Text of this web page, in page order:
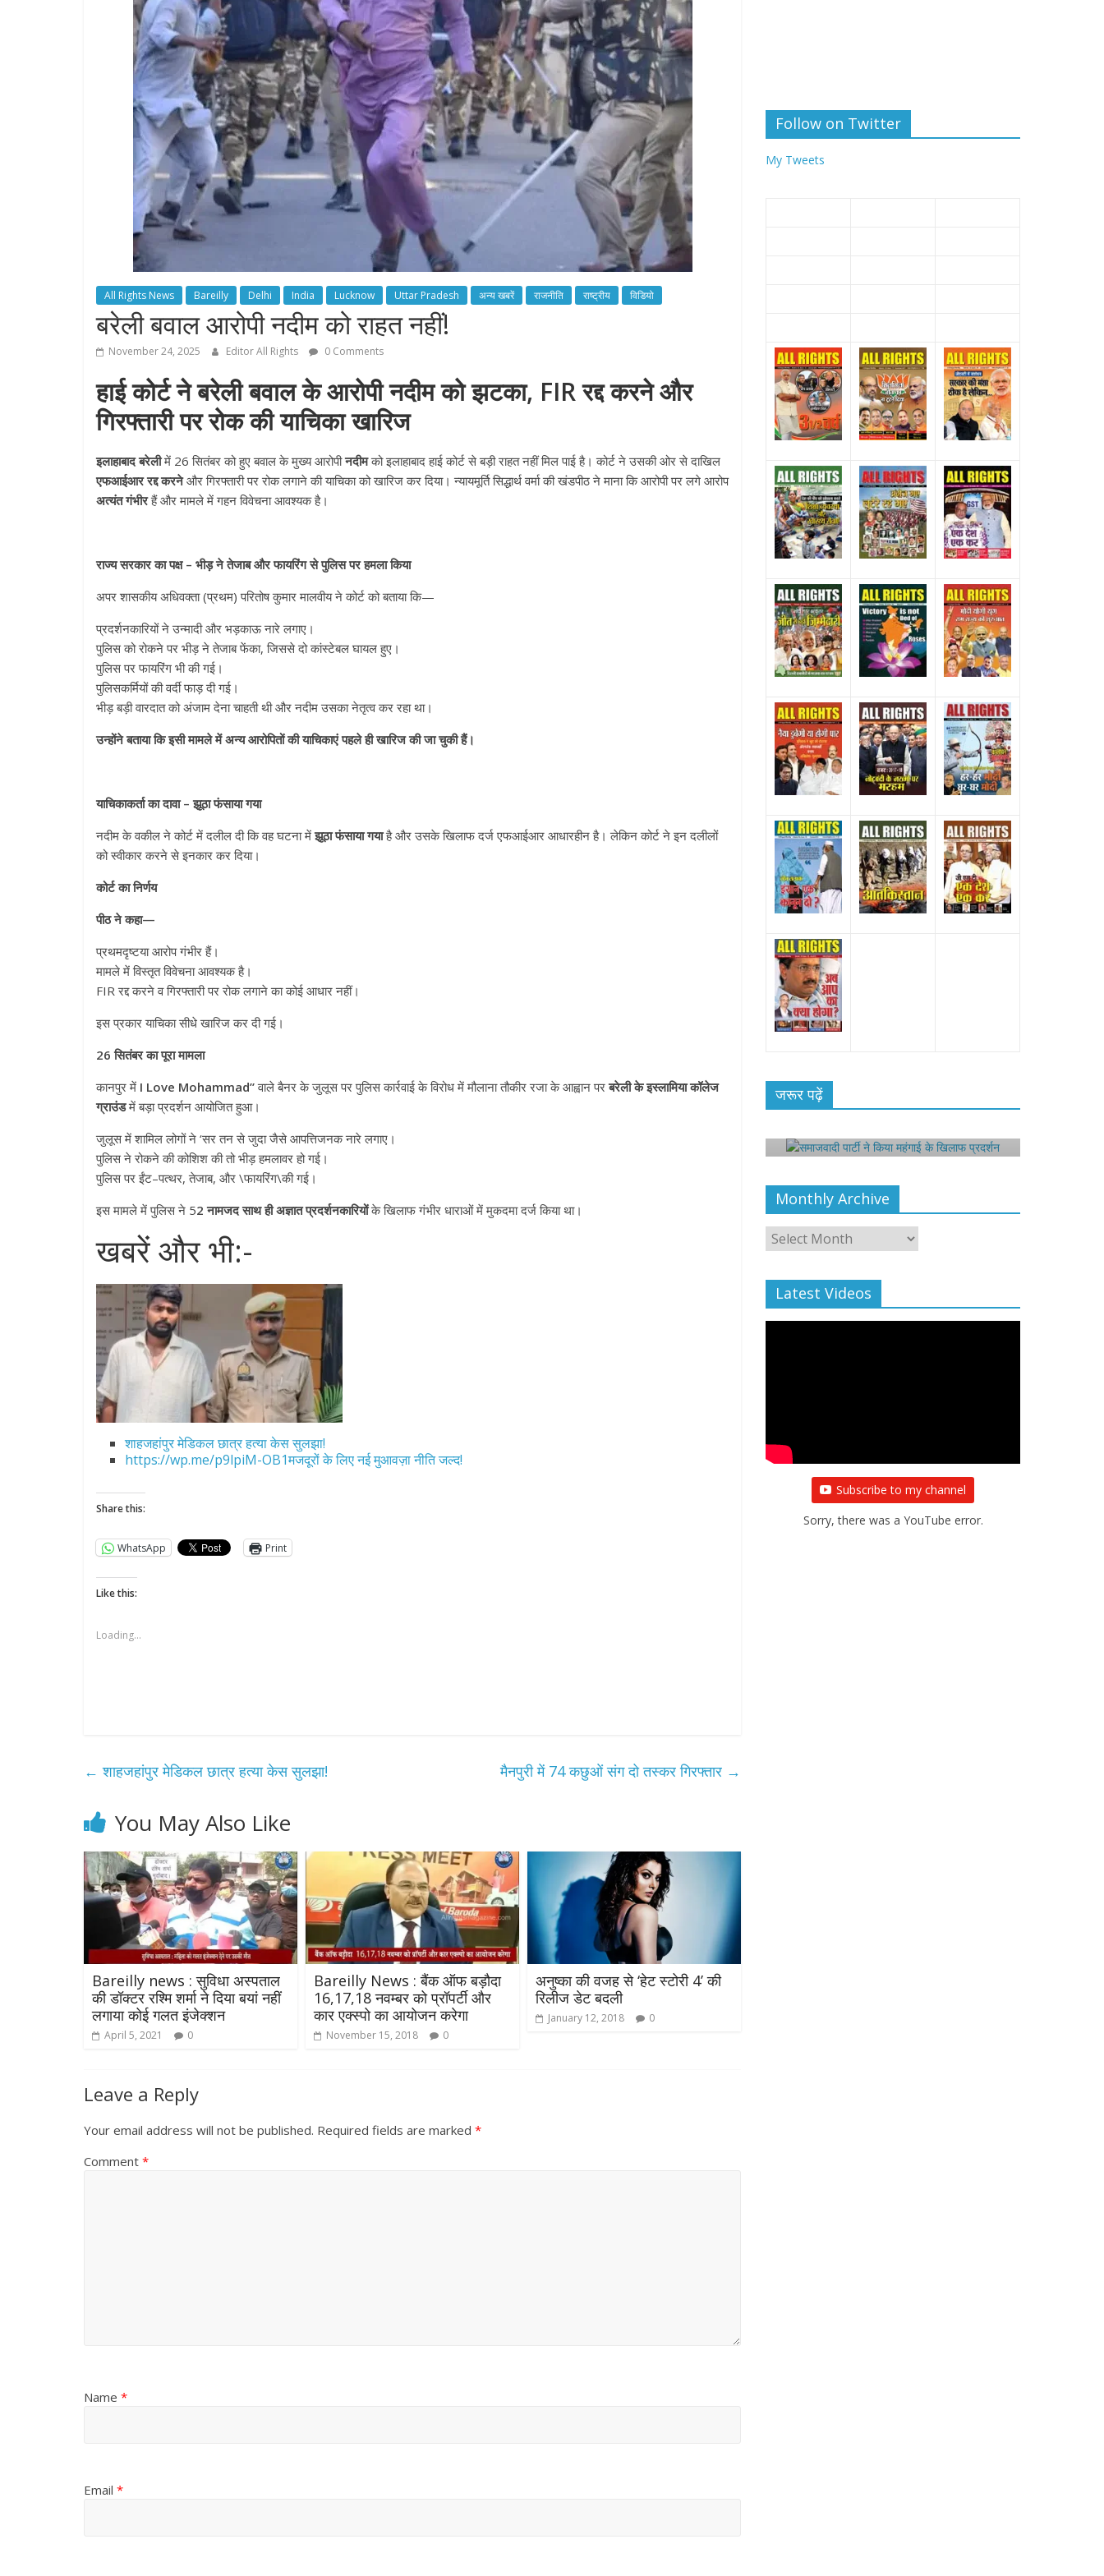
All Rights News Bareilly Delhi India Lucknow Uttar Pradesh अन्य खबरें राजनीति राष्ट्रीय विडियो
बरेली बवाल आरोपी नदीम को राहत नहीं!
November 24, 2025 Editor All Rights 0 Comments
हाई कोर्ट ने बरेली बवाल के आरोपी नदीम को झटका, FIR रद्द करने और
गिरफ्तारी पर रोक की याचिका खारिज
इलाहाबाद बरेलीमें 26 सितंबर को हुए बवाल के मुख्य आरोपीनदीमको इलाहाबाद हाई कोर्ट से बड़ी राहत नहीं मिल पाई है। कोर्ट ने उसकी ओर से दाखिल
एफआईआर रद्द करनेऔर गिरफ्तारी पर रोक लगाने की याचिका को खारिज कर दिया। न्यायमूर्ति सिद्धार्थ वर्मा की खंडपीठ ने माना कि आरोपी पर लगे आरोप
अत्यंत गंभीरहैं और मामले में गहन विवेचना आवश्यक है।
राज्य सरकार का पक्ष – भीड़ ने तेजाब और फायरिंग से पुलिस पर हमला किया
अपर शासकीय अधिवक्ता (प्रथम) परितोष कुमार मालवीय ने कोर्ट को बताया कि—
प्रदर्शनकारियों ने उन्मादी और भड़काऊ नारे लगाए।
पुलिस को रोकने पर भीड़ ने तेजाब फेंका, जिससे दो कांस्टेबल घायल हुए।
पुलिस पर फायरिंग भी की गई।
पुलिसकर्मियों की वर्दी फाड़ दी गई।
भीड़ बड़ी वारदात को अंजाम देना चाहती थी और नदीम उसका नेतृत्व कर रहा था।
उन्होंने बताया कि इसी मामले में अन्य आरोपितों की याचिकाएं पहले ही खारिज की जा चुकी हैं।
याचिकाकर्ता का दावा – झूठा फंसाया गया
नदीम के वकील ने कोर्ट में दलील दी कि वह घटना मेंझूठा फंसाया गयाहै और उसके खिलाफ दर्ज एफआईआर आधारहीन है। लेकिन कोर्ट ने इन दलीलों
को स्वीकार करने से इनकार कर दिया।
कोर्ट का निर्णय
पीठ ने कहा—
प्रथमदृष्टया आरोप गंभीर हैं।
मामले में विस्तृत विवेचना आवश्यक है।
FIR रद्द करने व गिरफ्तारी पर रोक लगाने का कोई आधार नहीं।
इस प्रकार याचिका सीधे खारिज कर दी गई।
26 सितंबर का पूरा मामला
कानपुर में I Love Mohammad”वाले बैनर के जुलूस पर पुलिस कार्रवाई के विरोध में मौलाना तौकीर रजा के आह्वान परबरेली के इस्लामिया कॉलेज
ग्राउंडमें बड़ा प्रदर्शन आयोजित हुआ।
जुलूस में शामिल लोगों ने ‘सर तन से जुदा जैसे आपत्तिजनक नारे लगाए।
पुलिस ने रोकने की कोशिश की तो भीड़ हमलावर हो गई।
पुलिस पर ईंट–पत्थर, तेजाब, और \फायरिंग\की गई।
इस मामले में पुलिस ने 52 नामजद साथ ही अज्ञात प्रदर्शनकारियोंके खिलाफ गंभीर धाराओं में मुकदमा दर्ज किया था।
खबरें और भी:-
शाहजहांपुर मेडिकल छात्र हत्या केस सुलझा!
https://wp.me/p9lpiM-OB1मजदूरों के लिए नई मुआवज़ा नीति जल्द!
Share this:
WhatsApp Print
Like this:
Loading...
← शाहजहांपुर मेडिकल छात्र हत्या केस सुलझा! मैनपुरी में 74 कछुओं संग दो तस्कर गिरफ्तार →
You May Also Like
Bareilly news : सुविधा अस्पताल
की डॉक्टर रश्मि शर्मा ने दिया बयां नहीं
लगाया कोई गलत इंजेक्शन
April 5, 2021 0
Bareilly News : बैंक ऑफ बड़ौदा
16,17,18 नवम्बर को प्रॉपर्टी और
कार एक्स्पो का आयोजन करेगा
November 15, 2018 0
अनुष्‍का की वजह से ‘हेट स्टोरी 4’ की
रिलीज डेट बदली
January 12, 2018 0
Leave a Reply
Your email address will not be published. Required fields are marked *
Comment *
Name *
Email *
Follow on Twitter
My Tweets
जरूर पढ़ें
All Rights News Bareilly
Uttar
Pradesh
हॉट राजनीतिक
समाजवादी पार्टी ने किया महंगाई के
खिलाफ प्रदर्शन
August 4, 2021 Editor All Rights
प्रथम आगमन पर नवनियुक्त प्रदेश
स्वागत
समाजवादी पार्टी ने किया महंगाई के
प्रथम आगमन पर नवनियुक्त
उपाध्यक्ष सोनू बाल्मीकि का किया
Monthly Archive
Monthly
Latest Videos
Subscribe to my channel